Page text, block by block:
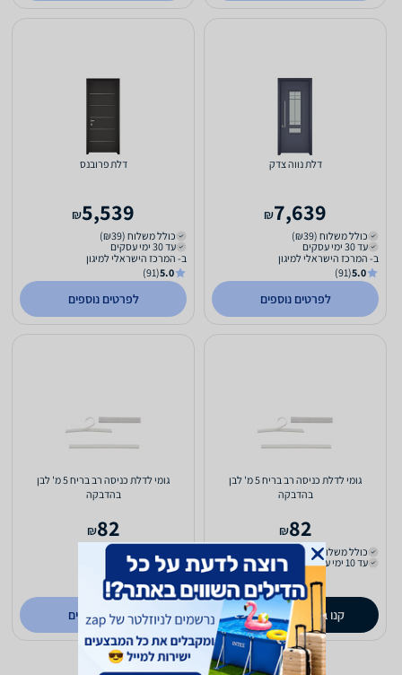
דלת נווה צדק
7,639
₪
כולל משלוח (₪39)
עד 30 ימי עסקים
ב- המרכז הישראלי למיגון
5.0
(91)
לפרטים נוספים
דלת פרובנס
5,539
₪
כולל משלוח (₪39)
עד 30 ימי עסקים
ב- המרכז הישראלי למיגון
5.0
(91)
לפרטים נוספים
גומי לדלת כניסה רב בריח 5 מ' לבן
בהדבקה
82
₪
כולל משלוח (₪22)
עד 10 ימי עסקים
קנו ב- zapstore
גומי לדלת כניסה רב בריח 5 מ' לבן
בהדבקה
82
₪
כולל משלוח (₪22)
עד 4 ימי עסקים
ב- LOCK ME
לפרטים נוספים